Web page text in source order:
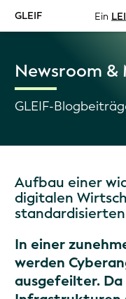
GLEIF Ein LEI
Newsroom &
GLEIF-
Aufbau einer
digitalen
In einer
werden
ausgefeilter.